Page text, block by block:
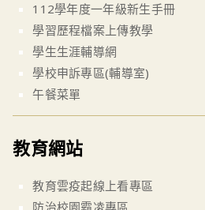
112學年度一年級新生手冊
學習歷程檔案上傳教學
學生生涯輔導網
學校申訴專區(輔導室)
午餐菜單
教育網站
教育雲疫起線上看專區
防治校園霸凌專區